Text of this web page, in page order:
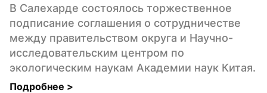
В Салехарде состоялось торжественное
подписание соглашения о сотрудничестве
между правительством округа и Научно-
исследовательским центром по
экологическим наукам Академии наук Китая.
Подробнее >